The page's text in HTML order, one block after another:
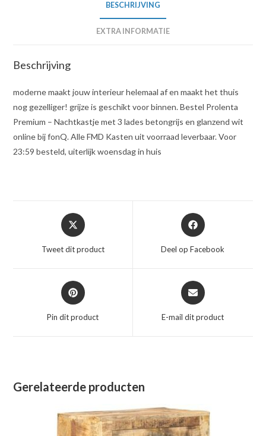
BESCHRIJVING
EXTRA INFORMATIE
Beschrijving
moderne maakt jouw interieur helemaal af en maakt het thuis
nog gezelliger! grijze is geschikt voor binnen. Bestel Prolenta
Premium – Nachtkastje met 3 lades betongrijs en glanzend wit
online bij fonQ. Alle FMD Kasten uit voorraad leverbaar. Voor
23:59 besteld, uiterlijk woensdag in huis
Opent
in
nieuw
Tweet dit product
Opent
in
nieuw
Deel op Facebook
Opent
in
nieuw
Pin dit product
Opent
in
nieuw
E-mail dit product
Gerelateerde producten